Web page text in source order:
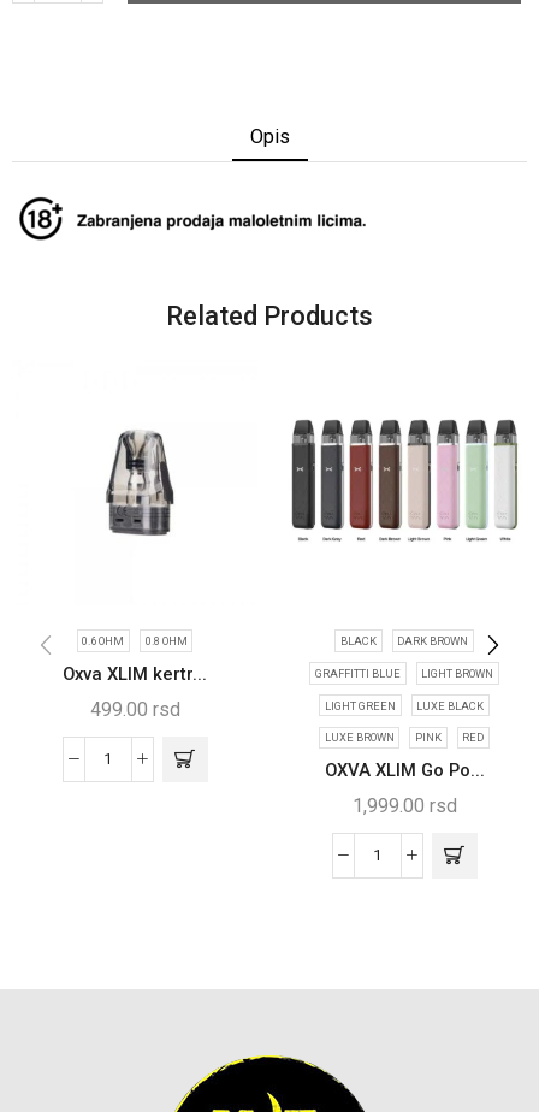
Opis
Related Products
0.6 OHM 0.8 OHM
Oxva XLIM kertr...
499.00 rsd
BLACK DARK BROWN
GRAFFITTI BLUE LIGHT BROWN
LIGHT GREEN LUXE BLACK
LUXE BROWN PINK RED
OXVA XLIM Go Po...
1,999.00 rsd